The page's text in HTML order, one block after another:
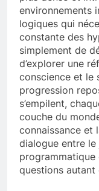
environnements
logiques qui
constante des
simplement de
d’explorer une
conscience et le
progression
s’empilent,
couche du
connaissance et
dialogue entre
programmatique
questions autant